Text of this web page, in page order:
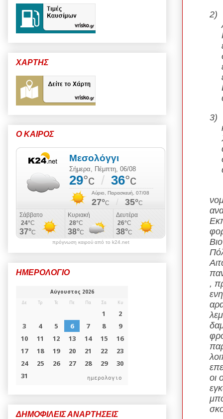
2)
3)
,
οι
ΧΑΡΤΗΣ
Ο ΚΑΙΡΟΣ
πρόγνωση καιρού από το k24.net
ΗΜΕΡΟΛΟΓΙΟ
ημερολογιο
ΔΗΜΟΦΙΛΕΙΣ ΑΝΑΡΤΗΣΕΙΣ